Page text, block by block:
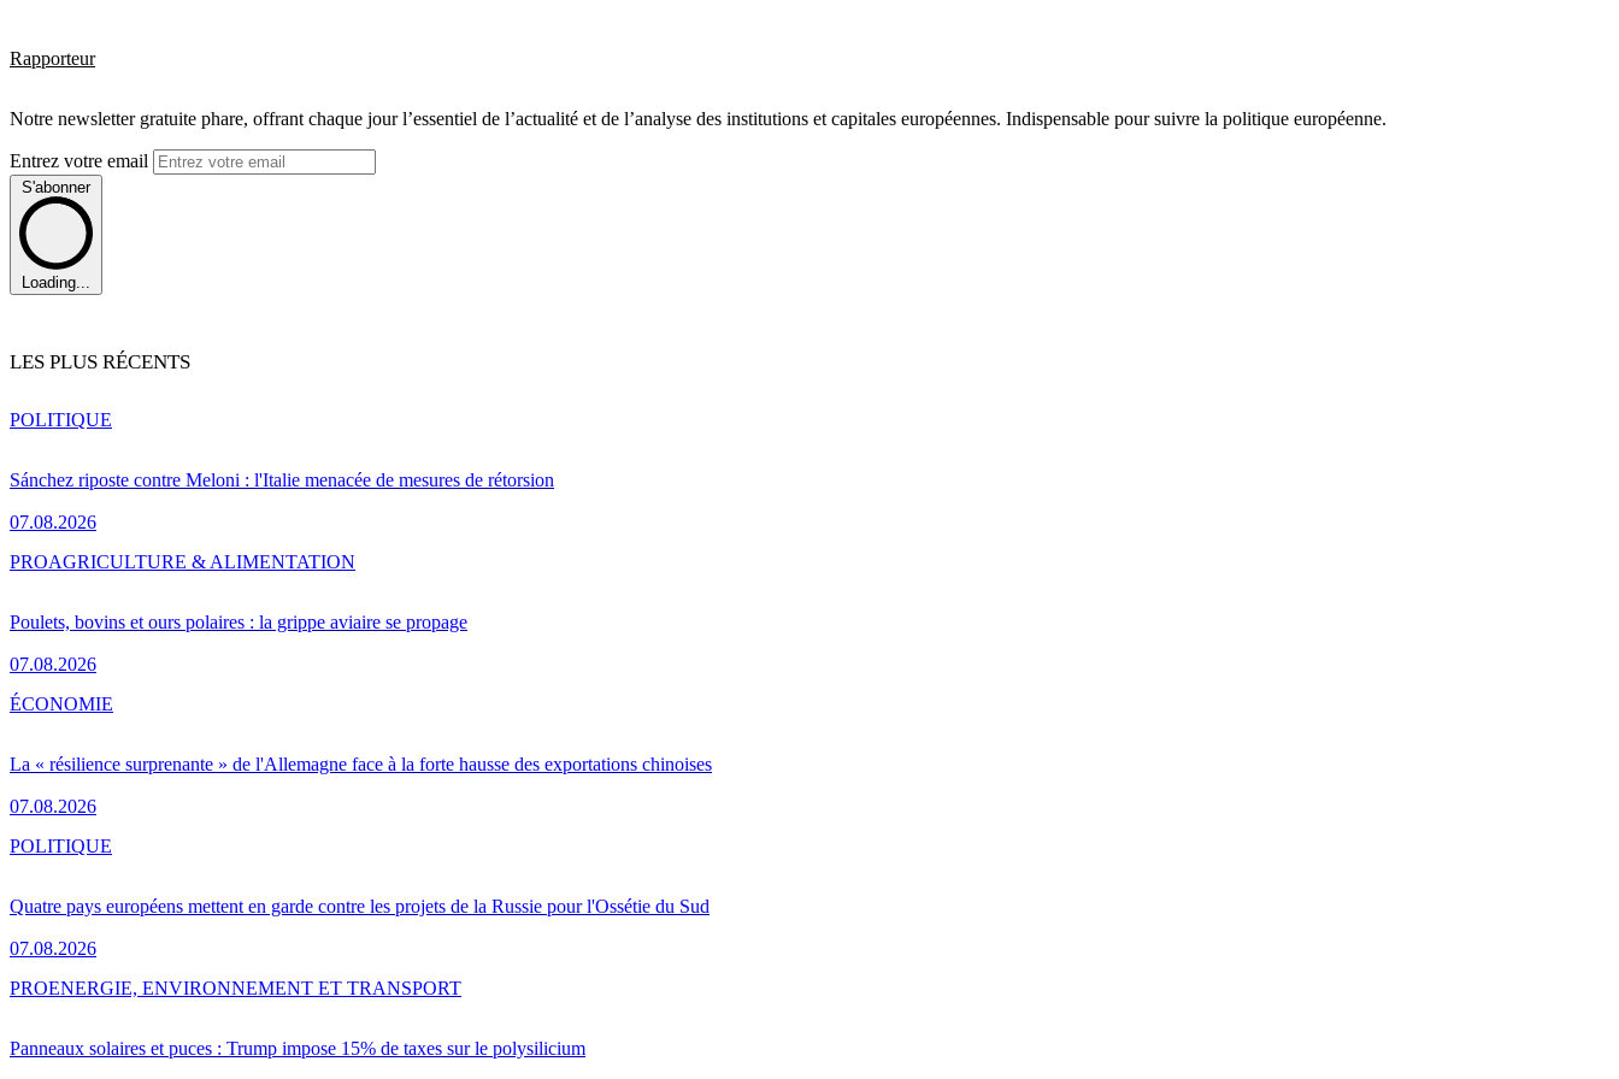
Rapporteur
Notre newsletter gratuite phare, offrant chaque jour l’essentiel de l’actualité et de l’analyse des institutions et capitales européennes. Indispensable pour suivre la politique européenne.
Entrez votre email
S'abonner
Loading...
LES PLUS RÉCENTS
Sánchez riposte contre Meloni : l'Italie menacée de mesures de rétorsion
07.08.2026
POLITIQUE
Poulets, bovins et ours polaires : la grippe aviaire se propage
07.08.2026
PROAGRICULTURE & ALIMENTATION
La « résilience surprenante » de l'Allemagne face à la forte hausse des exportations chinoises
07.08.2026
ÉCONOMIE
Quatre pays européens mettent en garde contre les projets de la Russie pour l'Ossétie du Sud
07.08.2026
POLITIQUE
Panneaux solaires et puces : Trump impose 15% de taxes sur le polysilicium
PROENERGIE, ENVIRONNEMENT ET TRANSPORT